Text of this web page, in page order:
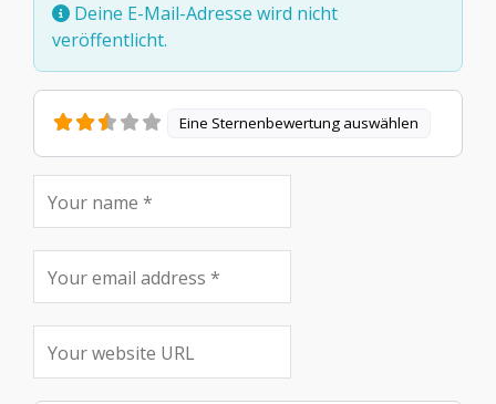
Deine E-Mail-Adresse wird nicht
veröffentlicht.
Eine Sternenbewertung auswählen